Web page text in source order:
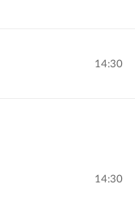
14:30
14:30